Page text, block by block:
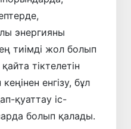
энергияны
тиімді жол болып
тіктелетін
енгізу, бұл
қуаттау іс-
болып қалады.